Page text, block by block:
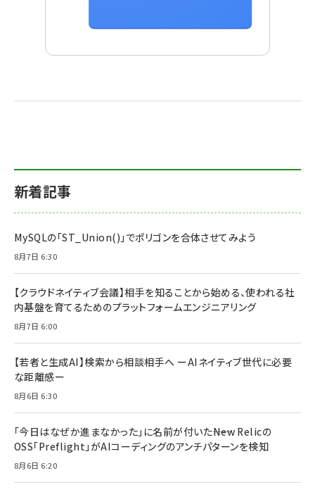
新着記事
MySQLの「ST_Union()」でポリゴンを合体させてみよう
8月7日 6:30
【クラウドネイティブ会議】相手を知ることから始める、使われる社
内基盤を育てるためのプラットフォームエンジニアリング
8月7日 6:00
【若者と生成AI】検索から相談相手へ ーAIネイティブ世代に必要
な距離感ー
8月6日 6:30
「今日はなぜか進まなかった」に名前が付いた――New Relicの
OSS「Preflight」がAIコーディングのアンチパターンを検知
8月6日 6:20